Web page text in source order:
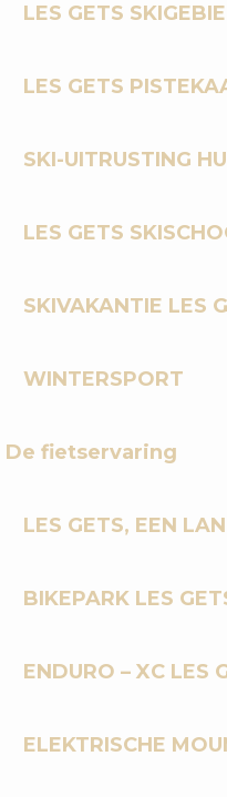
LES GETS
LES GETS
SKI-UITRUSTING
LES GETS
SKIVAKANTIE LES
WINTERSPORT
De fietservaring
LES GETS, EEN
BIKEPARK LES
ENDURO – XC LES
ELEKTRISCHE
huren
en kledingwinkel
dorp
over
Airline is
modules zijn zo
de hobbels
snelheid goed is.
om